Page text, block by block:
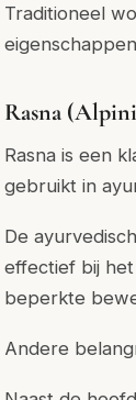
Traditioneel
Rasna
Rasna is een
gebruikt in
De
effectief bij
beperkte
Andere